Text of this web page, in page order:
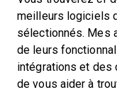
meilleurs logiciels
sélectionnés. Mes
de leurs
intégrations et des
de vous aider à